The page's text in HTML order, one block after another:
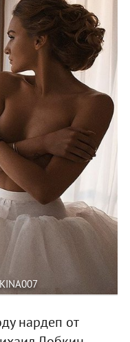
нардеп от